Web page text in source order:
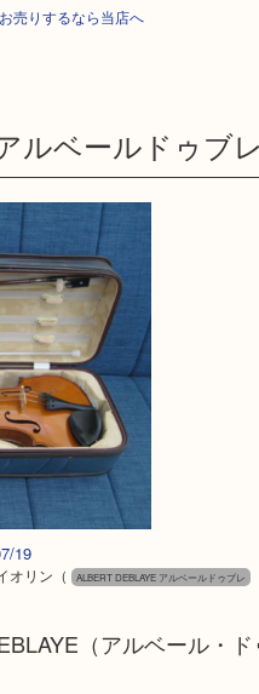
売りするなら当店へ
ルベールドゥブ
19
オリン （ ALBERT DEBLAYE アルベールドゥブレ
DEBLAYE（アル